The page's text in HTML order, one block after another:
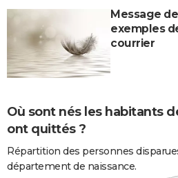
Message
exemples
courrier
Où sont nés les habitants
ont quittés ?
Répartition des personnes
département de naissance.